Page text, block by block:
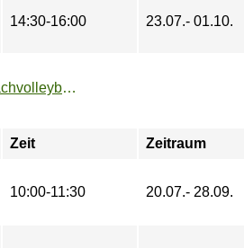
14:30-16:00 23.07.- 01.10.
https://zeh2.zeh.hu-berlin.de/sportarten/aktueller_zeitraum/_Beachvolleyball_Technik_BeachMitte.html
Zeit Zeitraum
10:00-11:30 20.07.- 28.09.